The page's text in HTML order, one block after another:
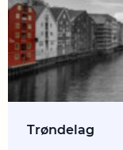
Trøndelag